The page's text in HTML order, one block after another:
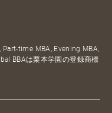
time MBA, Evening MBA,
BBAは栗本学園の登録商標